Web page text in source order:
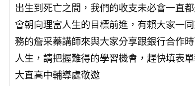
出生到死亡之間，我們的收支未必會一直
會朝向理富人生的目標前進，有賴大家一
務的詹采蓁講師來與大家分享跟銀行合作
人生，請把握難得的學習機會，趕快填表單
大直高中輔導處敬邀